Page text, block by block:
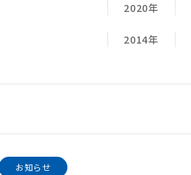
2020年
2014年
お知らせ